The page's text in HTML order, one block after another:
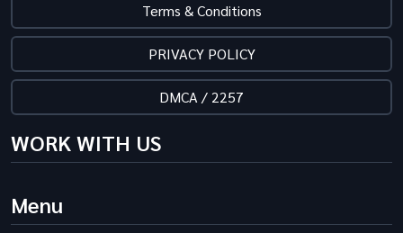
Terms & Conditions
PRIVACY POLICY
DMCA / 2257
WORK WITH US
Menu